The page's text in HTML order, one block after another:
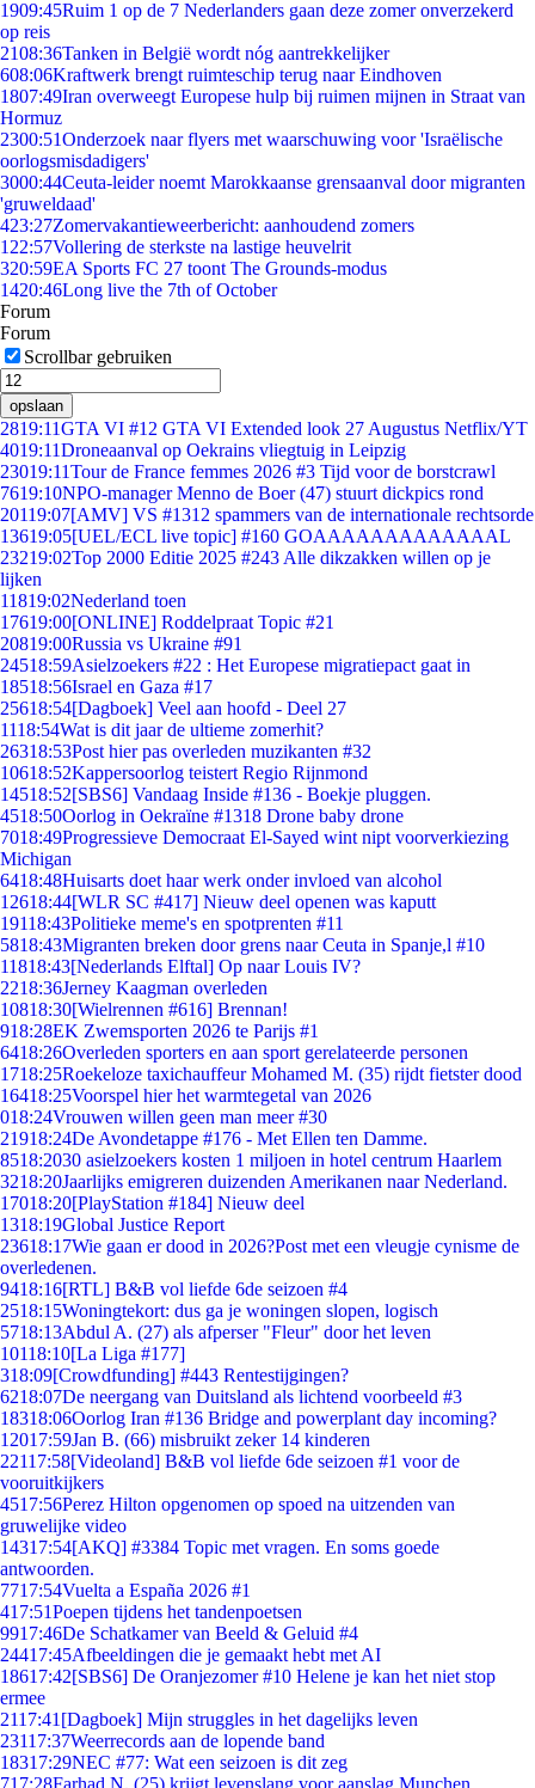
1909:45Ruim 1 op de 7 Nederlanders gaan deze zomer onverzekerd
op reis
2108:36Tanken in België wordt nóg aantrekkelijker
608:06Kraftwerk brengt ruimteschip terug naar Eindhoven
1807:49Iran overweegt Europese hulp bij ruimen mijnen in Straat van
Hormuz
2300:51Onderzoek naar flyers met waarschuwing voor 'Israëlische
oorlogsmisdadigers'
3000:44Ceuta-leider noemt Marokkaanse grensaanval door migranten
'gruweldaad'
423:27Zomervakantieweerbericht: aanhoudend zomers
1 22:57Vollering de sterkste na lastige heuvelrit
320:59EA Sports FC 27 toont The Grounds-modus
1420:46Long live the 7th of October
Forum
Forum
Scrollbar gebruiken
opslaan
2819:11GTA VI #12 GTA VI Extended look 27 Augustus Netflix/YT
4019:11Droneaanval op Oekrains vliegtuig in Leipzig
23019:11Tour de France femmes 2026 #3 Tijd voor de borstcrawl
7619:10NPO-manager Menno de Boer (47) stuurt dickpics rond
20119:07[AMV] VS #1312 spammers van de internationale rechtsorde
13619:05[UEL/ECL live topic] #160 GOAAAAAAAAAAAAAL
23219:02Top 2000 Editie 2025 #243 Alle dikzakken willen op je
lijken
11819:02Nederland toen
17619:00[ONLINE] Roddelpraat Topic #21
20819:00Russia vs Ukraine #91
24518:59Asielzoekers #22 : Het Europese migratiepact gaat in
18518:56Israel en Gaza #17
25618:54[Dagboek] Veel aan hoofd - Deel 27
1118:54Wat is dit jaar de ultieme zomerhit?
26318:53Post hier pas overleden muzikanten #32
10618:52Kappersoorlog teistert Regio Rijnmond
14518:52[SBS6] Vandaag Inside #136 - Boekje pluggen.
4518:50Oorlog in Oekraïne #1318 Drone baby drone
7018:49Progressieve Democraat El-Sayed wint nipt voorverkiezing
Michigan
6418:48Huisarts doet haar werk onder invloed van alcohol
12618:44[WLR SC #417] Nieuw deel openen was kaputt
19118:43Politieke meme's en spotprenten #11
5818:43Migranten breken door grens naar Ceuta in Spanje,l #10
11818:43[Nederlands Elftal] Op naar Louis IV?
2218:36Jerney Kaagman overleden
10818:30[Wielrennen #616] Brennan!
918:28EK Zwemsporten 2026 te Parijs #1
6418:26Overleden sporters en aan sport gerelateerde personen
1718:25Roekeloze taxichauffeur Mohamed M. (35) rijdt fietster dood
16418:25Voorspel hier het warmtegetal van 2026
018:24Vrouwen willen geen man meer #30
21918:24De Avondetappe #176 - Met Ellen ten Damme.
8518:2030 asielzoekers kosten 1 miljoen in hotel centrum Haarlem
3218:20Jaarlijks emigreren duizenden Amerikanen naar Nederland.
17018:20[PlayStation #184] Nieuw deel
1318:19Global Justice Report
23618:17Wie gaan er dood in 2026?Post met een vleugje cynisme de
overledenen.
9418:16[RTL] B&B vol liefde 6de seizoen #4
2518:15Woningtekort: dus ga je woningen slopen, logisch
5718:13Abdul A. (27) als afperser "Fleur" door het leven
10118:10[La Liga #177]
318:09[Crowdfunding] #443 Rentestijgingen?
6218:07De neergang van Duitsland als lichtend voorbeeld #3
18318:06Oorlog Iran #136 Bridge and powerplant day incoming?
12017:59Jan B. (66) misbruikt zeker 14 kinderen
22117:58[Videoland] B&B vol liefde 6de seizoen #1 voor de
vooruitkijkers
4517:56Perez Hilton opgenomen op spoed na uitzenden van
gruwelijke video
14317:54[AKQ] #3384 Topic met vragen. En soms goede
antwoorden.
7717:54Vuelta a España 2026 #1
417:51Poepen tijdens het tandenpoetsen
9917:46De Schatkamer van Beeld & Geluid #4
24417:45Afbeeldingen die je gemaakt hebt met AI
18617:42[SBS6] De Oranjezomer #10 Helene je kan het niet stop
ermee
2117:41 [Dagboek] Mijn struggles in het dagelijks leven
23117:37Weerrecords aan de lopende band
18317:29NEC #77: Wat een seizoen is dit zeg
717:28Farhad N. (25) krijgt levenslang voor aanslag Munchen